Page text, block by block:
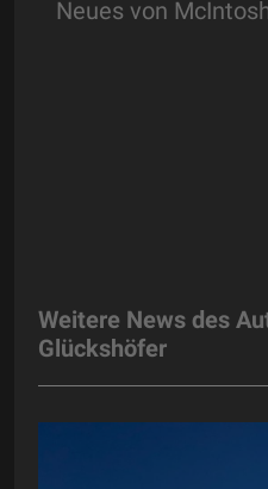
Neues von
Weitere News des
Glückshöfer